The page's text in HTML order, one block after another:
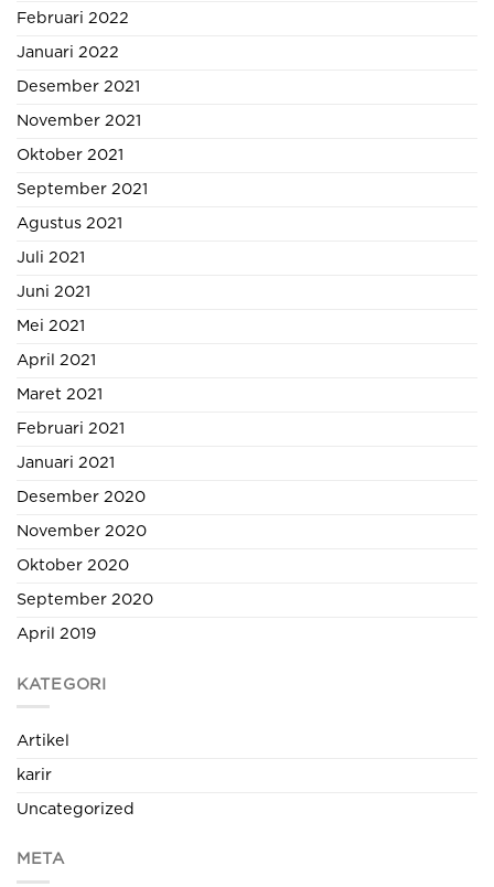
Februari 2022
Januari 2022
Desember 2021
November 2021
Oktober 2021
September 2021
Agustus 2021
Juli 2021
Juni 2021
Mei 2021
April 2021
Maret 2021
Februari 2021
Januari 2021
Desember 2020
November 2020
Oktober 2020
September 2020
April 2019
KATEGORI
Artikel
karir
Uncategorized
META